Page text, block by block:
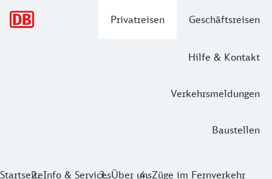
Privatreisen Geschäftsreisen
Hilfe & Kontakt
Verkehrsmeldungen
Baustellen
StartseiteInfo & ServicesÜber unsZüge im Fernverkehr